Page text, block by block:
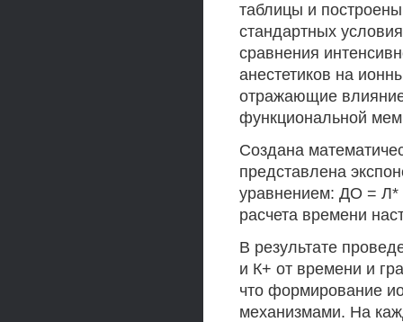
таблицы и
стандартных
сравнения
анестетиков на
отражающие
функциональной
Создана
представлена
уравнением: ДО = Л*
расчета времени
В результате
и К+ от времени и
что формирование
механизмами. На